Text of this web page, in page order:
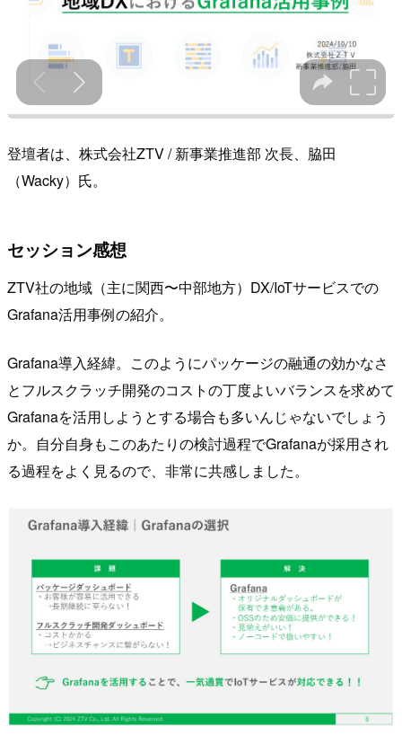
登壇者は、株式会社ZTV / 新事業推進部 次長、脇田
（Wacky）氏。
セッション感想
ZTV社の地域（主に関西〜中部地方）DX/IoTサービスでの
Grafana活用事例の紹介。
Grafana導入経緯。このようにパッケージの融通の効かなさ
とフルスクラッチ開発のコストの丁度よいバランスを求めて
Grafanaを活用しようとする場合も多いんじゃないでしょう
か。自分自身もこのあたりの検討過程でGrafanaが採用され
る過程をよく見るので、非常に共感しました。